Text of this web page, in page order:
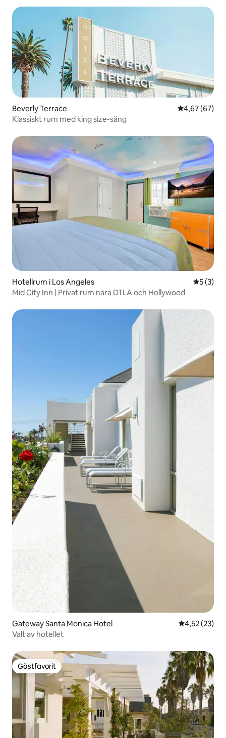
Beverly Terrace 4,67 av 5 i
4,67 (67)
Klassiskt rum med king size-säng
Hotellrum i Los Angeles 5 av 5 i
5 (3)
Mid City Inn | Privat rum nära DTLA och Hollywood
Gateway Santa Monica Hotel 4,52 av 5 i
4,52 (23)
Valt av hotellet
Gästfavorit
Gästfavorit